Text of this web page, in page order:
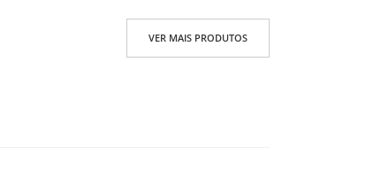
VER MAIS PRODUTOS